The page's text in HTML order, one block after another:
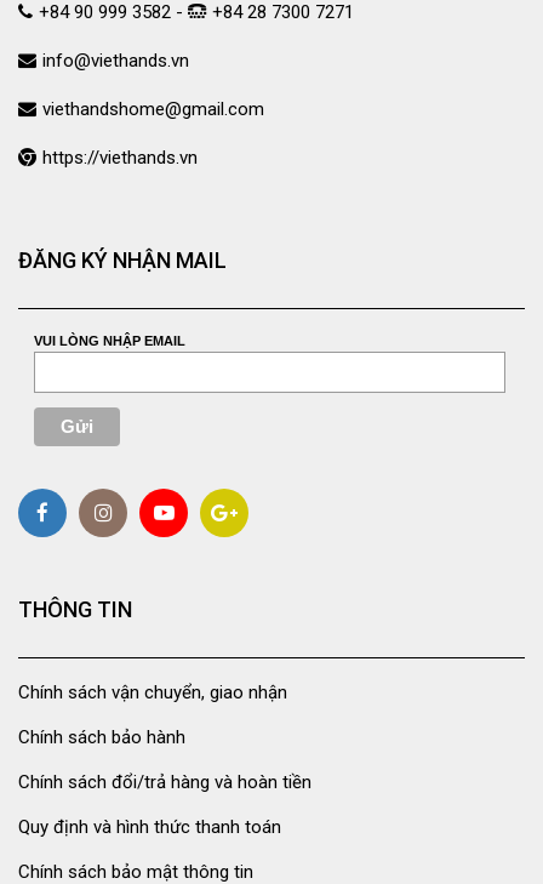
+84 90 999 3582 - +84 28 7300 7271
info@viethands.vn
viethandshome@gmail.com
https://viethands.vn
ĐĂNG KÝ NHẬN MAIL
VUI LÒNG NHẬP EMAIL
THÔNG TIN
Chính sách vận chuyển, giao nhận
Chính sách bảo hành
Chính sách đổi/trả hàng và hoàn tiền
Quy định và hình thức thanh toán
Chính sách bảo mật thông tin